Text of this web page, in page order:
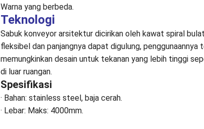
Warna yang berbeda.
Teknologi
Sabuk konveyor arsitektur dicirikan oleh kawat spiral
fleksibel dan panjangnya dapat digulung,
memungkinkan desain untuk tekanan yang lebih tinggi
di luar ruangan.
Spesifikasi
· Bahan: stainless steel, baja cerah.
· Lebar: Maks: 4000mm.